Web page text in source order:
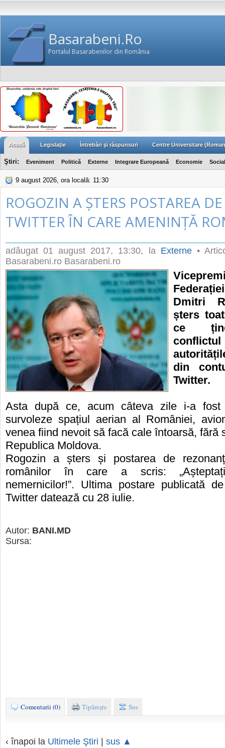
Basarabeni.Ro
Portalul Basarabenilor din România
Acasă Legislaţie Întrebări şi răspunsuri Centre Universitare
Ştiri: Eveniment Politică Externe Integrare Europeană Economie Social
9 august 2026, ora locală: 11:30
ROGOZIN A ȘTERS POSTAREA
TWITTER ÎN CARE AMENINȚĂ
adăugat01 august 2017, 13:30, la Externe•
Basarabeni.ro Basarabeni.ro
Dmitri
șters
ce
din
Twitter.
Asta după ce, acum câteva zile i-a fost
survoleze spațiul aerian al României,
venea fiind nevoit să facă cale întoarsă, fără
Republica Moldova.
Rogozin a șters și postarea de
românilor în care a scris:
nemernicilor!”. Ultima postare publicată
Twitter datează cu 28 iulie.
Autor: BANI.MD
Sursa:
Comentarii (0) Tipăreşte Sus
‹ înapoi la Ultimele Ştiri sus ▲